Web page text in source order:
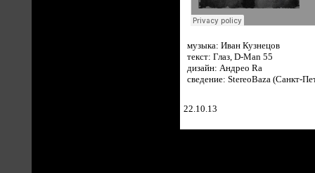
музыка: Иван Кузнецов
текст: Глаз, D-Man 55
дизайн: Андрео Ra
сведение: StereoBaza (Санкт-
22.10.13